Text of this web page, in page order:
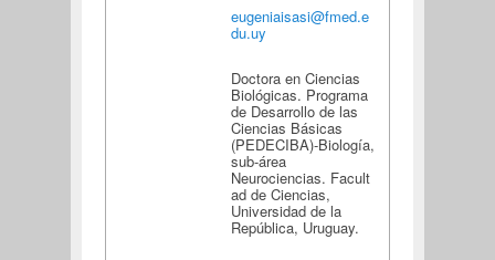
eugeniaisasi@fmed.e
du.uy
Doctora en Ciencias
Biológicas. Programa
de Desarrollo de las
Ciencias Básicas
(PEDECIBA)-Biología,
sub-área
Neurociencias. Facult
ad de Ciencias,
Universidad de la
República, Uruguay.